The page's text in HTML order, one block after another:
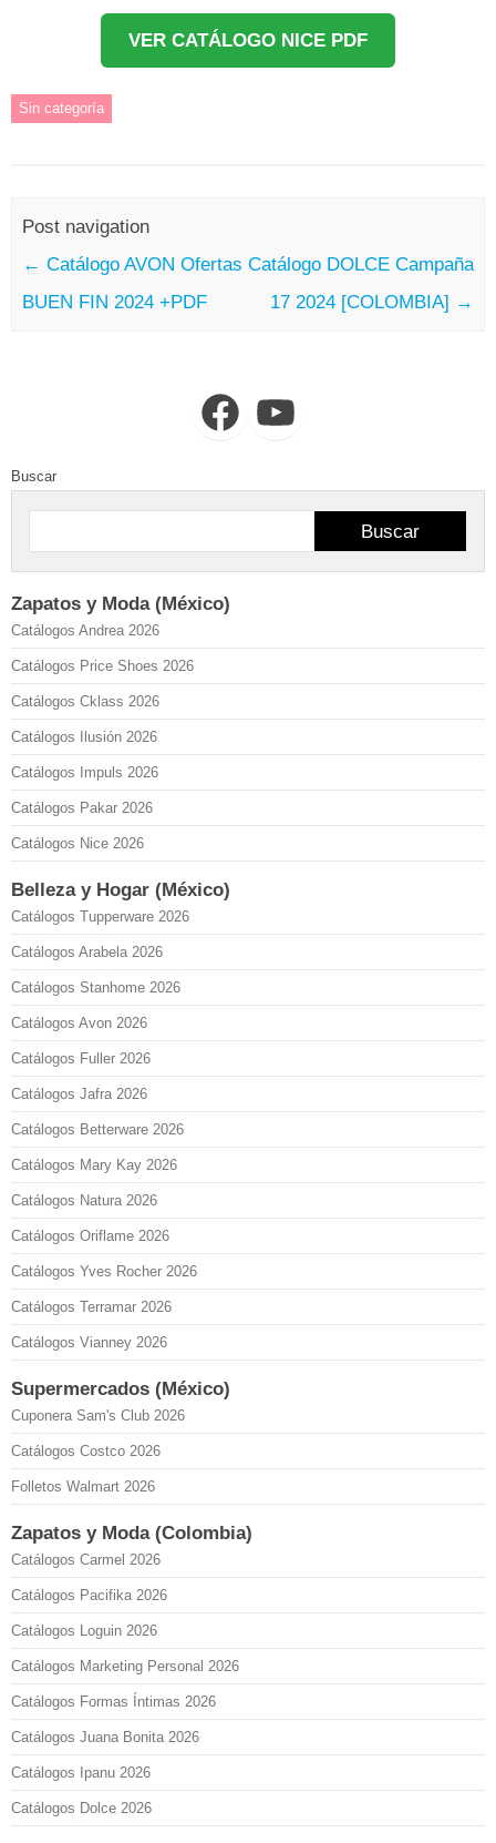
VER CATÁLOGO NICE PDF
Sin categoría
Post navigation
← Catálogo AVON Ofertas
BUEN FIN 2024 +PDF
Catálogo DOLCE Campaña
17 2024 [COLOMBIA] →
FacebookYouTube
Buscar
Buscar
Zapatos y Moda (México)
Catálogos Andrea 2026
Catálogos Price Shoes 2026
Catálogos Cklass 2026
Catálogos Ilusión 2026
Catálogos Impuls 2026
Catálogos Pakar 2026
Catálogos Nice 2026
Belleza y Hogar (México)
Catálogos Tupperware 2026
Catálogos Arabela 2026
Catálogos Stanhome 2026
Catálogos Avon 2026
Catálogos Fuller 2026
Catálogos Jafra 2026
Catálogos Betterware 2026
Catálogos Mary Kay 2026
Catálogos Natura 2026
Catálogos Oriflame 2026
Catálogos Yves Rocher 2026
Catálogos Terramar 2026
Catálogos Vianney 2026
Supermercados (México)
Cuponera Sam's Club 2026
Catálogos Costco 2026
Folletos Walmart 2026
Zapatos y Moda (Colombia)
Catálogos Carmel 2026
Catálogos Pacifika 2026
Catálogos Loguin 2026
Catálogos Marketing Personal 2026
Catálogos Formas Íntimas 2026
Catálogos Juana Bonita 2026
Catálogos Ipanu 2026
Catálogos Dolce 2026